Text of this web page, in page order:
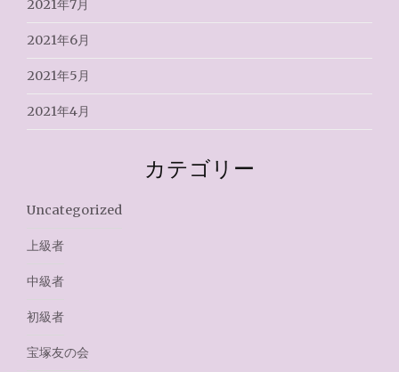
2021年7月
2021年6月
2021年5月
2021年4月
カテゴリー
Uncategorized
上級者
中級者
初級者
宝塚友の会